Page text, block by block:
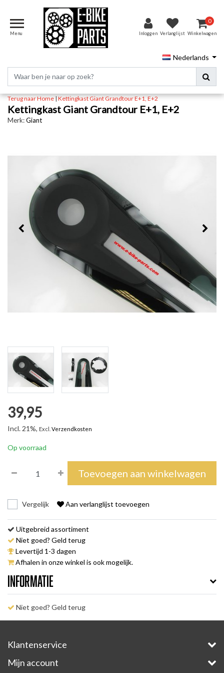
Menu Inloggen Verlanglijst
0
Winkelwagen
Nederlands
Terug naar Home|Kettingkast Giant Grandtour E+1, E+2
Kettingkast Giant Grandtour E+1, E+2
Merk:Giant
39,95
Incl. 21%, Excl. Verzendkosten
Op voorraad
Toevoegen aan winkelwagen
Vergelijk Aan verlanglijst toevoegen
Uitgebreid assortiment
Niet goed? Geld terug
Levertijd 1-3 dagen
Afhalen in onze winkel is ook mogelijk.
Informatie
Niet goed? Geld terug
Klantenservice
Mijn account